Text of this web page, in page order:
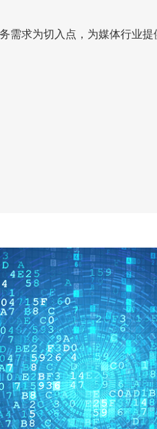
需求为切入点，为媒体行业提